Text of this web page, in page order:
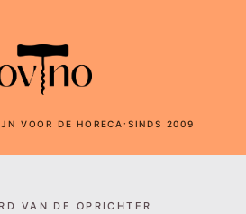
VOOR DE HORECA· SINDS 2009
VAN DE OPRICHTER